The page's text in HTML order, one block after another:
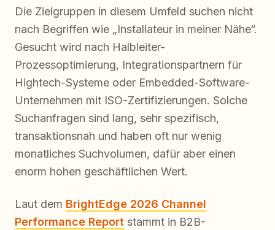
Die Zielgruppen in diesem Umfeld suchen nicht
nach Begriffen wie „Installateur in meiner Nähe“.
Gesucht wird nach Halbleiter-
Prozessoptimierung, Integrationspartnern für
Hightech-Systeme oder Embedded-Software-
Unternehmen mit ISO-Zertifizierungen. Solche
Suchanfragen sind lang, sehr spezifisch,
transaktionsnah und haben oft nur wenig
monatliches Suchvolumen, dafür aber einen
enorm hohen geschäftlichen Wert.
Laut dem BrightEdge 2026 Channel
Performance Report stammt in B2B-